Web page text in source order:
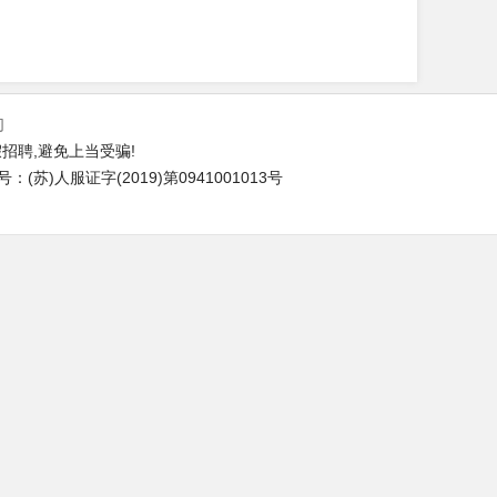
聘,避免上当受骗!
(苏)人服证字(2019)第0941001013号